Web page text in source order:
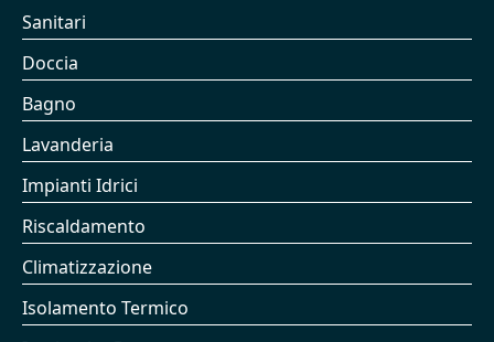
Sanitari
Doccia
Bagno
Lavanderia
Impianti Idrici
Riscaldamento
Climatizzazione
Isolamento Termico